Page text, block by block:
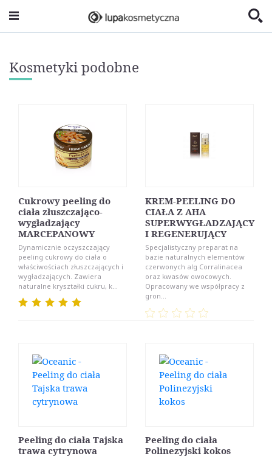
Kosmetyki podobne
Cukrowy peeling do
ciała złuszczająco-
wygładzający
MARCEPANOWY
Dynamicznie oczyszczający
peeling cukrowy do ciała o
właściwościach złuszczających i
wygładzających. Zawiera
naturalne kryształki cukru, k...
KREM-PEELING DO
CIAŁA Z AHA
SUPERWYGŁADZAJĄCY
I REGENERUJĄCY
Specjalistyczny preparat na
bazie naturalnych elementów
czerwonych alg Corralinacea
oraz kwasów owocowych.
Opracowany we współpracy z
gron...
Peeling do ciała Tajska
trawa cytrynowa
Peeling do ciała
Polinezyjski kokos